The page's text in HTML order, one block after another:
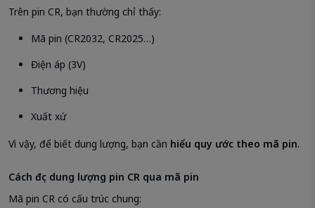
Trên pin CR, bạn thường chỉ thấy:
Mã pin (CR2032, CR2025…)
Điện áp (3V)
Thương hiệu
Xuất xứ
Vì vậy, để biết dung lượng, bạn cần hiểu quy ước theo mã pin.
Cách đọc dung lượng pin CR qua mã pin
Mã pin CR có cấu trúc chung: